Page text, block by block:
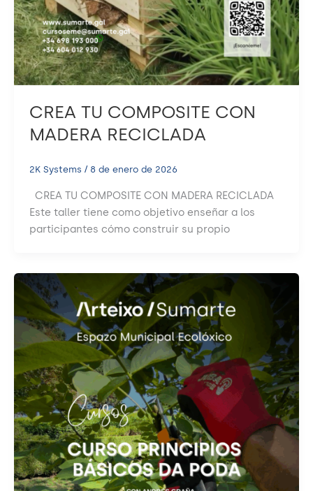
CREA TU COMPOSITE CON
MADERA RECICLADA
2K Systems / 8 de enero de 2026
CREA TU COMPOSITE CON MADERA RECICLADA
Este taller tiene como objetivo enseñar a los
participantes cómo construir su propio